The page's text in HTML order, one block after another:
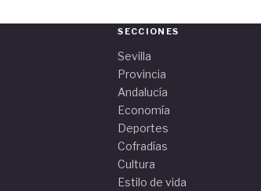
SECCIONES
Sevilla
Provincia
Andalucía
Economía
Deportes
Cofradías
Cultura
Estilo de vida